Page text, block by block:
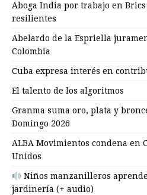
Aboga India por trabajo en
resilientes
Abelardo de la Espriella
Colombia
Cuba expresa interés en
El talento de los algoritmos
Granma suma oro, plata y
Domingo 2026
ALBA Movimientos condena en
Unidos
Niños manzanilleros
jardinería (+ audio)